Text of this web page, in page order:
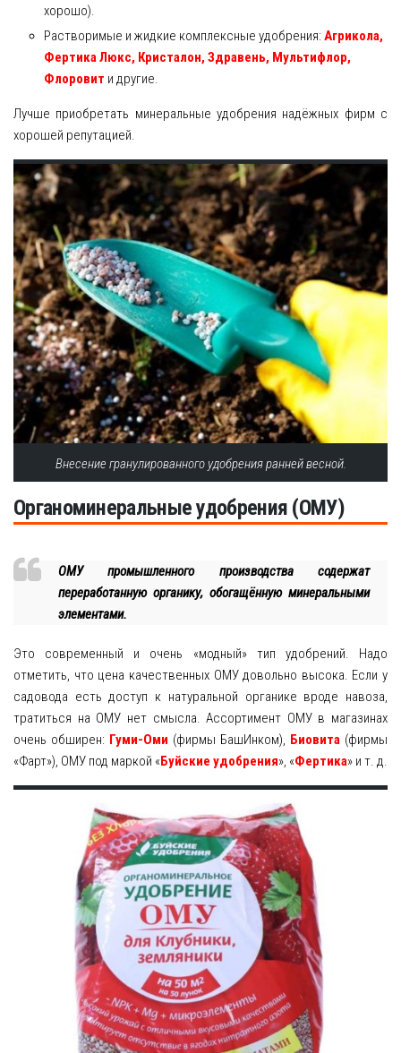
хорошо).
Растворимые и жидкие комплексные удобрения: Агрикола,
Фертика Люкс, Кристалон, Здравень, Мультифлор,
Флоровит и другие.
Лучше приобретать минеральные удобрения надёжных фирм с
хорошей репутацией.
Внесение гранулированного удобрения ранней весной.
Органоминеральные удобрения (ОМУ)
ОМУ промышленного производства содержат
переработанную органику, обогащённую минеральными
элементами.
Это современный и очень «модный» тип удобрений. Надо
отметить, что цена качественных ОМУ довольно высока. Если у
садовода есть доступ к натуральной органике вроде навоза,
тратиться на ОМУ нет смысла. Ассортимент ОМУ в магазинах
очень обширен: Гуми-Оми (фирмы БашИнком), Биовита (фирмы
«Фарт»), ОМУ под маркой « Буйские удобрения», «Фертика» и т. д.